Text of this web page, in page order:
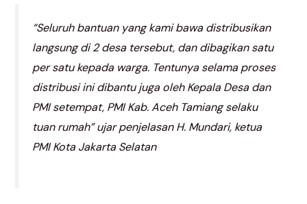
“Seluruh bantuan yang kami bawa distribusikan
langsung di 2 desa tersebut, dan dibagikan satu
per satu kepada warga. Tentunya selama proses
distribusi ini dibantu juga oleh Kepala Desa dan
PMI setempat, PMI Kab. Aceh Tamiang selaku
tuan rumah” ujar penjelasan H. Mundari, ketua
PMI Kota Jakarta Selatan